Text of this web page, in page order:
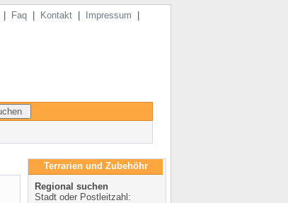
Faq| Kontakt| Impressum
Terrarien und Zubehöhr
Regional suchen
Stadt oder Postleitzahl: